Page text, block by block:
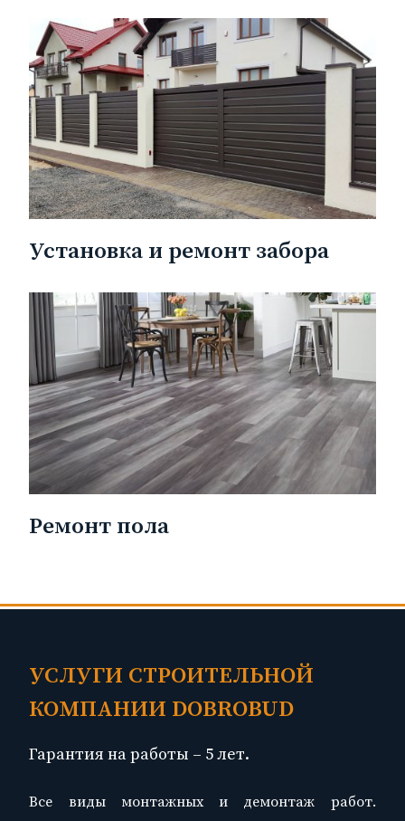
Установка и ремонт забора
Ремонт пола
УСЛУГИ СТРОИТЕЛЬНОЙ
КОМПАНИИ DOBROBUD
Гарантия на работы – 5 лет.
Все виды монтажных и демонтаж работ.